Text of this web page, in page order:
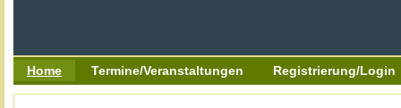
Home Termine/Veranstaltungen Registrierung/Login